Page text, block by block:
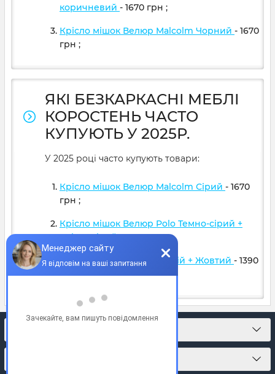
коричневий - 1670 грн ;
Крісло мішок Велюр Malcolm Чорний - 1670
грн ;
ЯКІ БЕЗКАРКАСНІ МЕБЛІ
КОРОСТЕНЬ ЧАСТО
КУПУЮТЬ У 2025Р.
У 2025 році часто купують товари:
Крісло мішок Велюр Malcolm Сірий - 1670
грн ;
Крісло мішок Велюр Polo Темно-сірий +
Світло сірий- 1599грн;
Крісло м'яч Оксфорд Синій + Жовтий - 1390
грн;